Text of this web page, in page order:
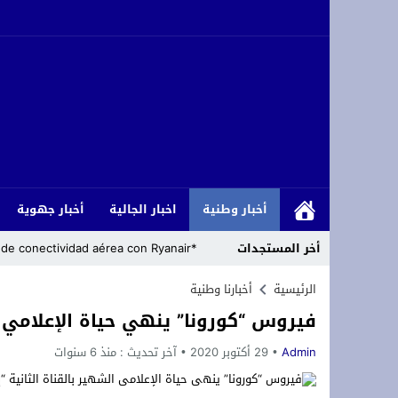
أخبار وطنية اخبار الجالية أخبار جهوية
أخر المستجدات
*Marruecos lanza su mayor plan de conectividad aérea con Ryanair.*
agricoles avec le royaume
تهنئة بمناسبة الذكرى المباركة
استبعاد إدريس شتيوي منصة مهرجان
*Cómo los islamistas han armado la migración para abrumar a Europa*
الرئيسية أخبارنا وطنية
فيروس “كورونا” ينهي حياة
Admin 29 أكتوبر 2020 آخر تحديث : منذ 6 سنوات